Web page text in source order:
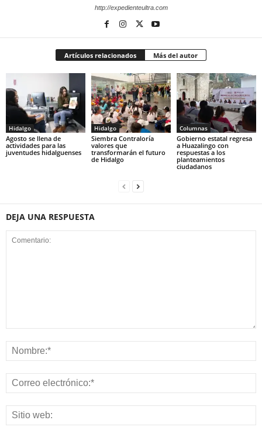
http://expedienteultra.com
Artículos relacionados Más del autor
Hidalgo
Agosto se llena de
actividades para las
juventudes hidalguenses
Hidalgo
Siembra Contraloría
valores que
transformarán el futuro
de Hidalgo
Columnas
Gobierno estatal regresa
a Huazalingo con
respuestas a los
planteamientos
ciudadanos
DEJA UNA RESPUESTA